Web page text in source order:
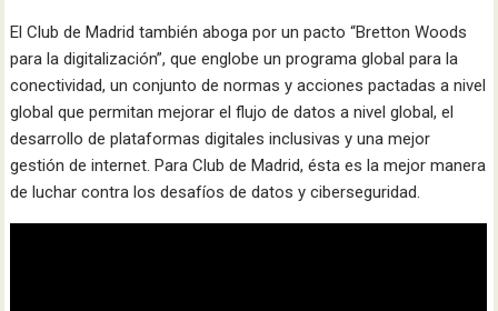
El Club de Madrid también aboga por un pacto “Bretton Woods
para la digitalización”, que englobe un programa global para la
conectividad, un conjunto de normas y acciones pactadas a nivel
global que permitan mejorar el flujo de datos a nivel global, el
desarrollo de plataformas digitales inclusivas y una mejor
gestión de internet. Para Club de Madrid, ésta es la mejor manera
de luchar contra los desafíos de datos y ciberseguridad.